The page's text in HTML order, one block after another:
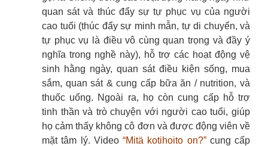
quan sát và thúc đẩy sự tự phục vụ của người
cao tuổi (thúc đẩy sự minh mẫn, tự di chuyển, và
tự phục vụ là điều vô cùng quan trọng và đầy ý
nghĩa trong nghề này), hỗ trợ các hoạt động vệ
sinh hằng ngày, quan sát điều kiện sống, mua
sắm, quan sát & cung cấp bữa ăn / nutrition, và
thuốc uống. Ngoài ra, họ còn cung cấp hỗ trợ
tinh thần và trò chuyện với người cao tuổi, giúp
họ cảm thấy không cô đơn và được động viên về
mặt tâm lý. Video “Mitä kotihoito on?”cung cấp